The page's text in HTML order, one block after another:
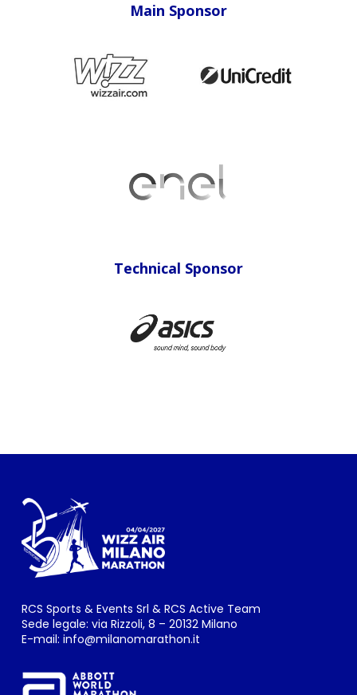
Main Sponsor
Technical Sponsor
RCS Sports & Events Srl & RCS Active Team
Sede legale: via Rizzoli, 8 – 20132 Milano
E-mail: info@milanomarathon.it